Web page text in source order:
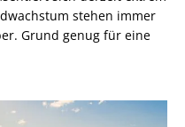
stehen immer
Grund genug für eine